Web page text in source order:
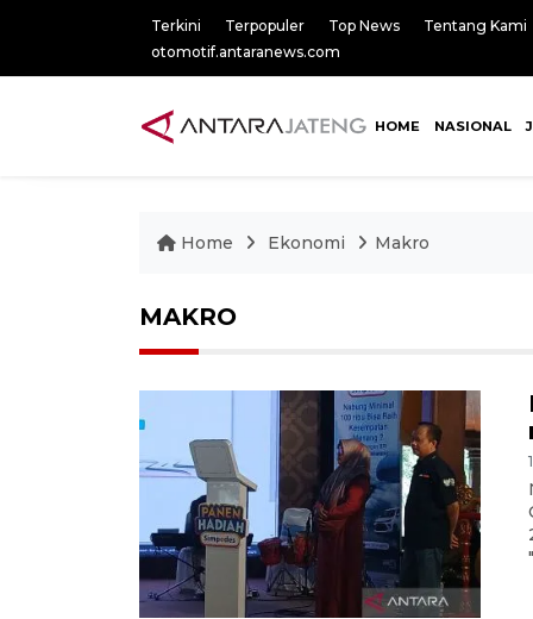
Terkini Terpopuler Top News
Tentang Kami
otomotif.antaranews.com
HOME NASIONAL
Home Ekonomi Makro
MAKRO